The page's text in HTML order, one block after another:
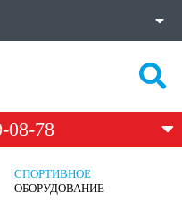
08-78
СПОРТИВНОЕ
ОБОРУДОВАНИЕ